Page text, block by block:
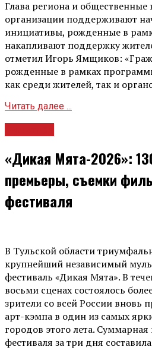
Глава региона и общественные
организации поддерживают
инициативы, рожденные в
накапливают поддержку
отметил Игорь Ямщиков:
рожденные в рамках
как среди жителей, так и
Читать далее ...
«Дикая Мята-2026»:
премьеры, съемки
фестиваля
В Тульской области
крупнейший независимый
фестиваль «Дикая Мята». В
восьми сценах состоялось
зрители со всей России вновь
арт-кэмпа в один из самых
городов этого лета.
фестиваля за три дня